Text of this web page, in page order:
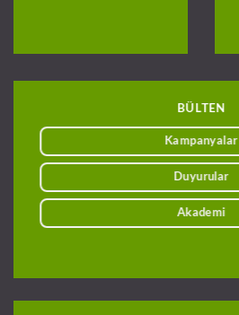
BÜLTEN
Kampanyalar
Duyurular
Akademi